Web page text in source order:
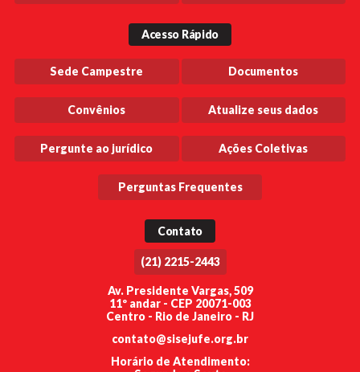
Acesso Rápido
Sede Campestre Documentos
Convênios Atualize seus dados
Pergunte ao jurídico Ações Coletivas
Perguntas Frequentes
Contato
(21) 2215-2443
Av. Presidente Vargas, 509
11º andar - CEP 20071-003
Centro - Rio de Janeiro - RJ
contato@sisejufe.org.br
Horário de Atendimento: